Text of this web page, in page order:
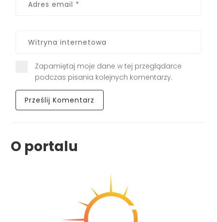
Zapamiętaj moje dane w tej przeglądarce
podczas pisania kolejnych komentarzy.
O portalu